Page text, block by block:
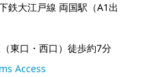
鉄大江戸線 両国駅（A1出
東口・西口）徒歩約7分
Access